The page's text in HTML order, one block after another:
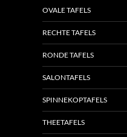
OVALE TAFELS
RECHTE TAFELS
RONDE TAFELS
SALONTAFELS
SPINNEKOPTAFELS
THEETAFELS